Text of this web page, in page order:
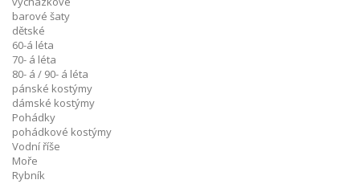
barové šaty
dětské
60-á léta
70- á léta
80- á / 90- á léta
pánské kostýmy
dámské kostýmy
Pohádky
pohádkové kostýmy
Vodní říše
Moře
Rybník